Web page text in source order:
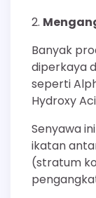
Banyak
diperkaya
seperti
Hydroxy
Senyawa
ikatan
(stratum